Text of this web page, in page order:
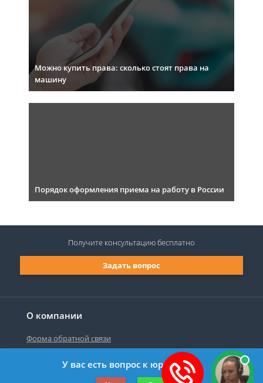
Можно купить права: сколько стоят права на
машину
Порядок оформления приема на работу в России
О компании
Форма обратной связи
©2019-2026 Все права защищены.
Задать вопрос
Получите консультациюбесплатно
У вас есть вопрос к юристу?